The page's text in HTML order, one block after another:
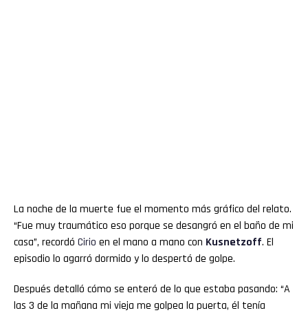
La noche de la muerte fue el momento más gráfico del relato.
“Fue muy traumático eso porque se desangró en el baño de mi
casa”, recordó Cirio en el mano a mano con Kusnetzoff. El
episodio lo agarró dormido y lo despertó de golpe.
Después detalló cómo se enteró de lo que estaba pasando: “A
las 3 de la mañana mi vieja me golpea la puerta, él tenía